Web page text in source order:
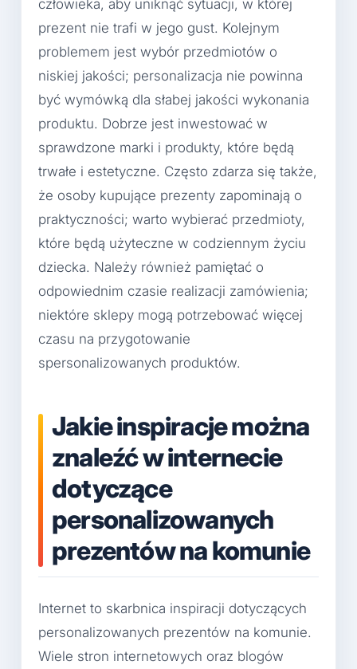
człowieka, aby uniknąć sytuacji, w której
prezent nie trafi w jego gust. Kolejnym
problemem jest wybór przedmiotów o
niskiej jakości; personalizacja nie powinna
być wymówką dla słabej jakości wykonania
produktu. Dobrze jest inwestować w
sprawdzone marki i produkty, które będą
trwałe i estetyczne. Często zdarza się także,
że osoby kupujące prezenty zapominają o
praktyczności; warto wybierać przedmioty,
które będą użyteczne w codziennym życiu
dziecka. Należy również pamiętać o
odpowiednim czasie realizacji zamówienia;
niektóre sklepy mogą potrzebować więcej
czasu na przygotowanie
spersonalizowanych produktów.
Jakie inspiracje można
znaleźć w internecie
dotyczące
personalizowanych
prezentów na komunie
Internet to skarbnica inspiracji dotyczących
personalizowanych prezentów na komunie.
Wiele stron internetowych oraz blogów